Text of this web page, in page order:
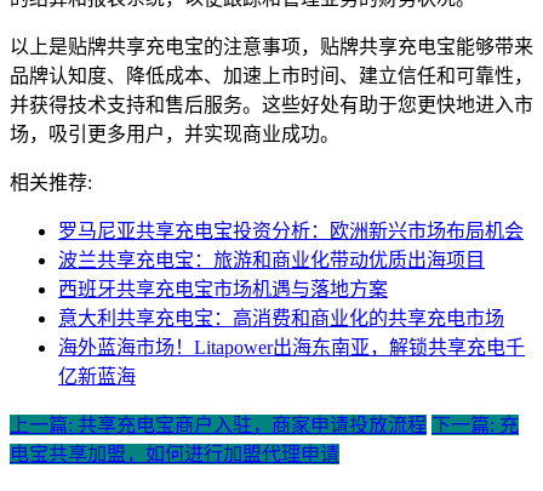
以上是贴牌共享充电宝的注意事项，贴牌共享充电宝能够带来
品牌认知度、降低成本、加速上市时间、建立信任和可靠性，
并获得技术支持和售后服务。这些好处有助于您更快地进入市
场，吸引更多用户，并实现商业成功。
相关推荐:
罗马尼亚共享充电宝投资分析：欧洲新兴市场布局机会
波兰共享充电宝：旅游和商业化带动优质出海项目
西班牙共享充电宝市场机遇与落地方案
意大利共享充电宝：高消费和商业化的共享充电市场
海外蓝海市场！Litapower出海东南亚，解锁共享充电千
亿新蓝海
上一篇: 共享充电宝商户入驻，商家申请投放流程 下一篇: 充
电宝共享加盟，如何进行加盟代理申请